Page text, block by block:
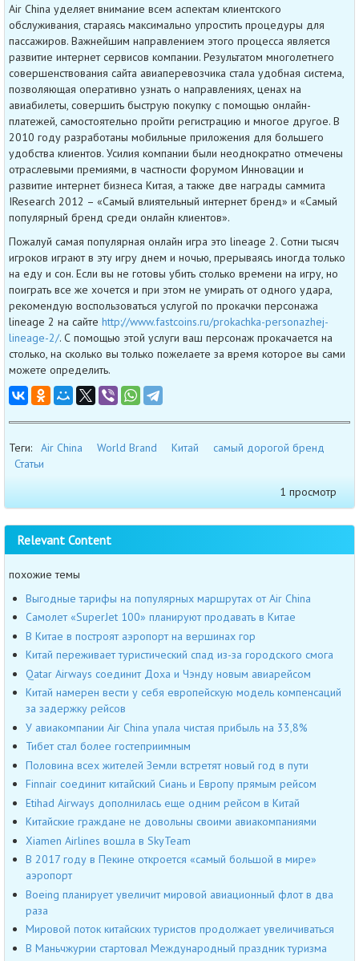
Air China уделяет внимание всем аспектам клиентского
обслуживания, стараясь максимально упростить процедуры для
пассажиров. Важнейшим направлением этого процесса является
развитие интернет сервисов компании. Результатом многолетнего
совершенствования сайта авиаперевозчика стала удобная система,
позволяющая оперативно узнать о направлениях, ценах на
авиабилеты, совершить быструю покупку с помощью онлайн-
платежей, самостоятельно пройти регистрацию и многое другое. В
2010 году разработаны мобильные приложения для большего
удобства клиентов. Усилия компании были неоднократно отмечены
отраслевыми премиями, в частности форумом Инновации и
развитие интернет бизнеса Китая, а также две награды саммита
IResearch 2012 – «Самый влиятельный интернет бренд» и «Самый
популярный бренд среди онлайн клиентов».
Пожалуй самая популярная онлайн игра это lineage 2. Сотни тысяч
игроков играют в эту игру днем и ночью, прерываясь иногда только
на еду и сон. Если вы не готовы убить столько времени на игру, но
поиграть все же хочется и при этом не умирать от одного удара,
рекомендую воспользоваться услугой по прокачки персонажа
lineage 2 на сайте http://www.fastcoins.ru/prokachka-personazhej-
lineage-2/. С помощью этой услуги ваш персонаж прокачается на
столько, на сколько вы только пожелаете за время которое вы сами
можете определить.
Теги: Air China World Brand Китай
самый дорогой бренд
Статьи
1 просмотр
Relevant Content
похожие темы
Выгодные тарифы на популярных маршрутах от Air China
Самолет «SuperJet 100» планируют продавать в Китае
В Китае в построят аэропорт на вершинах гор
Китай переживает туристический спад из-за городского смога
Qatar Airways соединит Доха и Чэнду новым авиарейсом
Китай намерен вести у себя европейскую модель компенсаций
за задержку рейсов
У авиакомпании Air China упала чистая прибыль на 33,8%
Тибет стал более гостеприимным
Половина всех жителей Земли встретят новый год в пути
Finnair соединит китайский Сиань и Европу прямым рейсом
Etihad Airways дополнилась еще одним рейсом в Китай
Китайские граждане не довольны своими авиакомпаниями
Xiamen Airlines вошла в SkyTeam
В 2017 году в Пекине откроется «самый большой в мире»
аэропорт
Boeing планирует увеличит мировой авиационный флот в два
раза
Мировой поток китайских туристов продолжает увеличиваться
В Маньчжурии стартовал Международный праздник туризма